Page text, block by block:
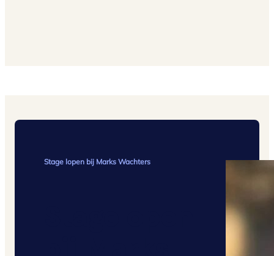
Stage lopen bij Marks Wachters